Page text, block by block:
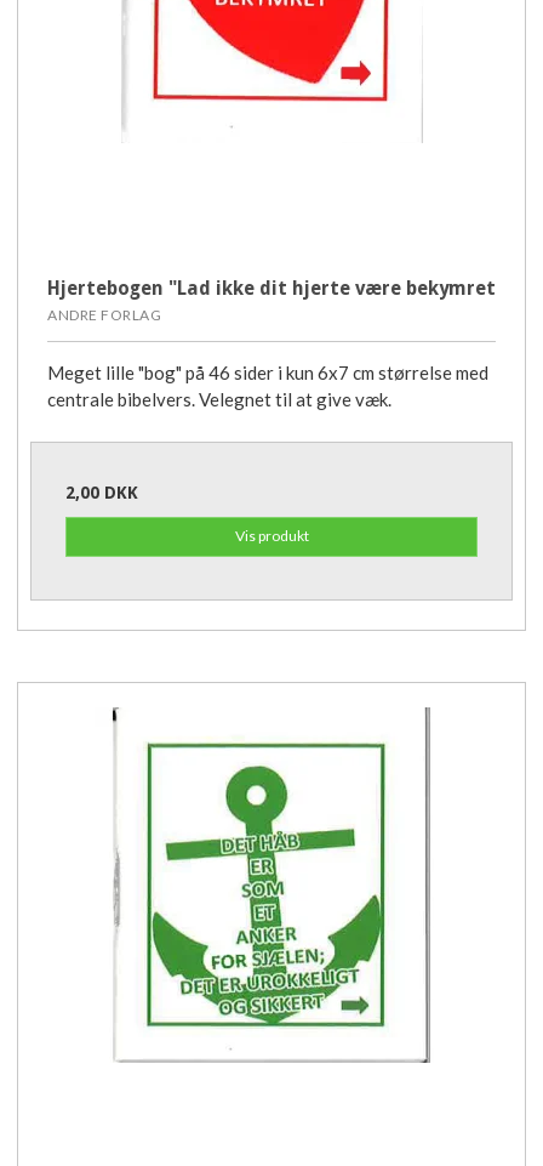
Hjertebogen "Lad ikke dit hjerte være bekymret
ANDRE FORLAG
Meget lille "bog" på 46 sider i kun 6x7 cm størrelse med
centrale bibelvers. Velegnet til at give væk.
2,00 DKK
Vis produkt